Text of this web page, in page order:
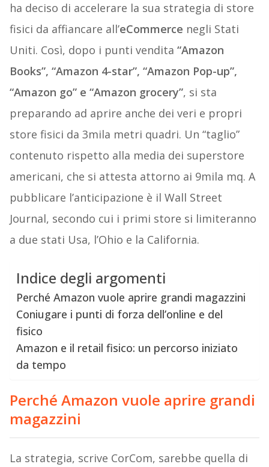
ha deciso di accelerare la sua strategia di store
fisici da affiancare all’eCommerce negli Stati
Uniti. Così, dopo i punti vendita “Amazon
Books”, “Amazon 4-star”, “Amazon Pop-up”,
“Amazon go” e “Amazon grocery”, si sta
preparando ad aprire anche dei veri e propri
store fisici da 3mila metri quadri. Un “taglio”
contenuto rispetto alla media dei superstore
americani, che si attesta attorno ai 9mila mq. A
pubblicare l’anticipazione è il Wall Street
Journal, secondo cui i primi store si limiteranno
a due stati Usa, l’Ohio e la California.
Indice degli argomenti
Perché Amazon vuole aprire grandi magazzini
Coniugare i punti di forza dell’online e del
fisico
Amazon e il retail fisico: un percorso iniziato
da tempo
Perché Amazon vuole aprire grandi
magazzini
La strategia, scrive CorCom, sarebbe quella di